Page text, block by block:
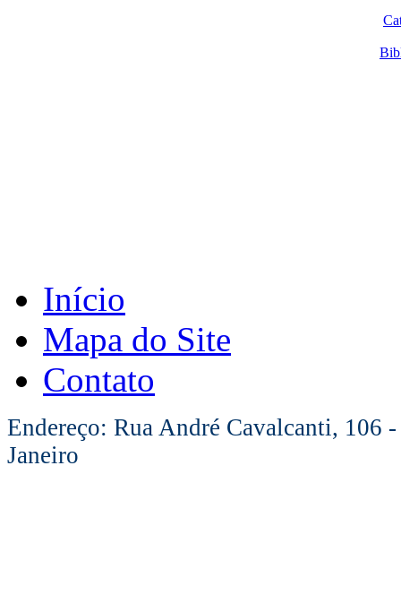
Início
Mapa do Site
Contato
Endereço: Rua André Cavalcanti, 106
Janeiro